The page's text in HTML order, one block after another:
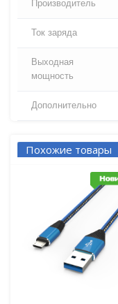
Производитель
Ток заряда
Выходная
мощность
Дополнительно
Похожие товары